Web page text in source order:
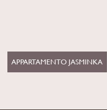
APPARTAMENTO JASMINKA